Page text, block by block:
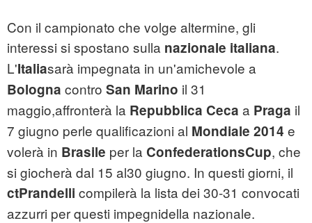
Con il campionato che volge altermine, gli
interessi si spostano sulla nazionale italiana.
L'Italiasarà impegnata in un'amichevole a
Bologna contro San Marino il 31
maggio,affronterà la Repubblica Ceca a Praga il
7 giugno perle qualificazioni al Mondiale 2014 e
volerà in Brasile per la ConfederationsCup, che
si giocherà dal 15 al30 giugno. In questi giorni, il
ctPrandelli compilerà la lista dei 30-31 convocati
azzurri per questi impegnidella nazionale.